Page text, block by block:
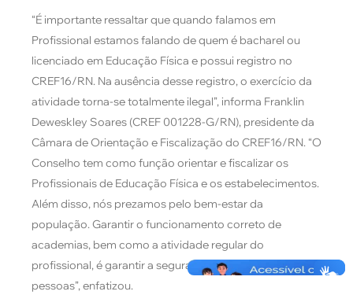
“É importante ressaltar que quando falamos em
Profissional estamos falando de quem é bacharel ou
licenciado em Educação Física e possui registro no
CREF16/RN. Na ausência desse registro, o exercício da
atividade torna-se totalmente ilegal”, informa Franklin
Deweskley Soares (CREF 001228-G/RN), presidente da
Câmara de Orientação e Fiscalização do CREF16/RN. “O
Conselho tem como função orientar e fiscalizar os
Profissionais de Educação Física e os estabelecimentos.
Além disso, nós prezamos pelo bem-estar da
população. Garantir o funcionamento correto de
academias, bem como a atividade regular do
profissional, é garantir a segurança e a saúde das
pessoas”, enfatizou.